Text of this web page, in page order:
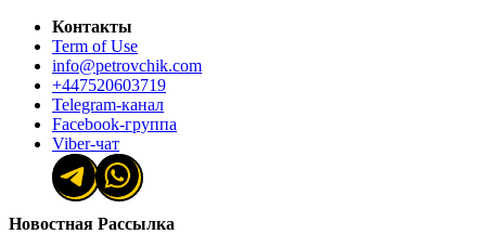
Контакты
Term of Use
info@petrovchik.com
+447520603719
Telegram-канал
Facebook-группа
Viber-чат
Новостная Рассылка